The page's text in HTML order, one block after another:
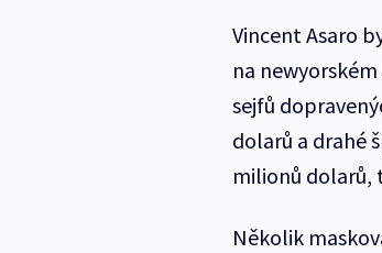
Vincent Asaro
na
sejfů
dolarů a drahé
milionů dolarů,
Několik